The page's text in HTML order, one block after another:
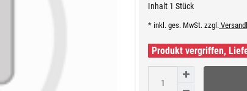
Inhalt 1 Stück
* inkl. ges. MwSt. zzgl.
Produkt vergriffen,